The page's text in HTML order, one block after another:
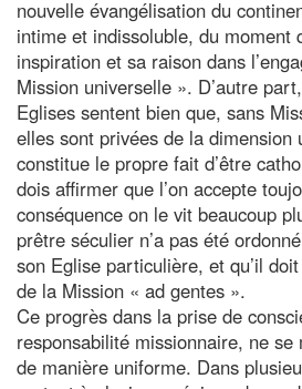
nouvelle évangélisation du
intime et indissoluble, du moment
inspiration et sa raison dans
Mission universelle ». D’autre
Eglises sentent bien que, sans
elles sont privées de la dimension
constitue le propre fait d’être
dois affirmer que l’on accepte
conséquence on le vit beaucoup
prêtre séculier n’a pas été
son Eglise particulière, et qu’il
de la Mission « ad gentes ».
Ce progrès dans la prise de
responsabilité missionnaire, ne
de manière uniforme. Dans